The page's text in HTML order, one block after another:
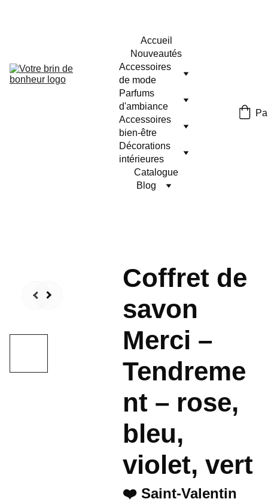
Accueil
Nouveautés
Accessoires
de mode
Parfums
d'ambiance
Accessoires
bien-être
Décorations
intérieures
Catalogue
Blog
Coffret de
savon
Merci –
Tendreme
nt – rose,
bleu,
violet, vert
❤️ Saint-Valentin